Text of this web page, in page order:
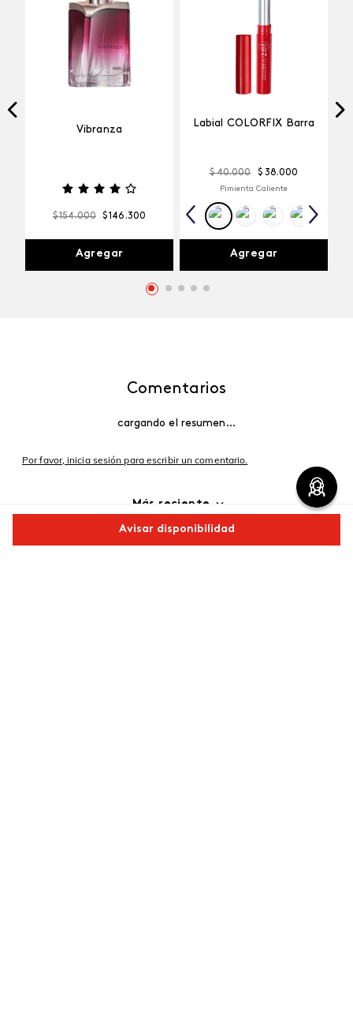
Avisar disponibilidad
Vibranza
$154.000 $146 .300
Agregar
Labial COLORFIX Barra
$ 40.000 $ 38.000
Pimienta Caliente
Agregar
Comentarios
cargando el resumen…
Por favor, inicia sesión para escribir un comentario.
Más reciente
Cargando comentarios…